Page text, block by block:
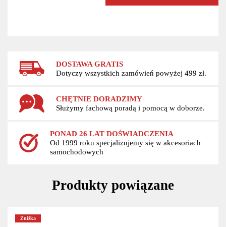
DOSTAWA GRATIS
Dotyczy wszystkich zamówień powyżej 499 zł.
CHĘTNIE DORADZIMY
Służymy fachową poradą i pomocą w doborze.
PONAD 26 LAT DOŚWIADCZENIA
Od 1999 roku specjalizujemy się w akcesoriach
samochodowych
Produkty powiązane
Zniżka